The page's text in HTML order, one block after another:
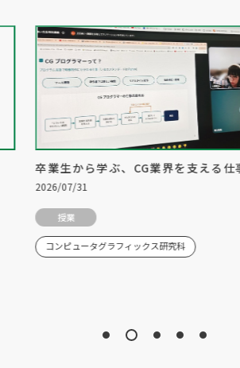
卒業生から学ぶ、CG業界を支える仕
2026/07/31
授業
コンピュータグラフィックス研究科